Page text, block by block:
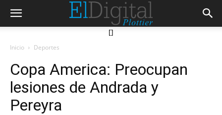
[]
Inicio Deportes
Copa America: Preocupan
lesiones de Andrada y
Pereyra